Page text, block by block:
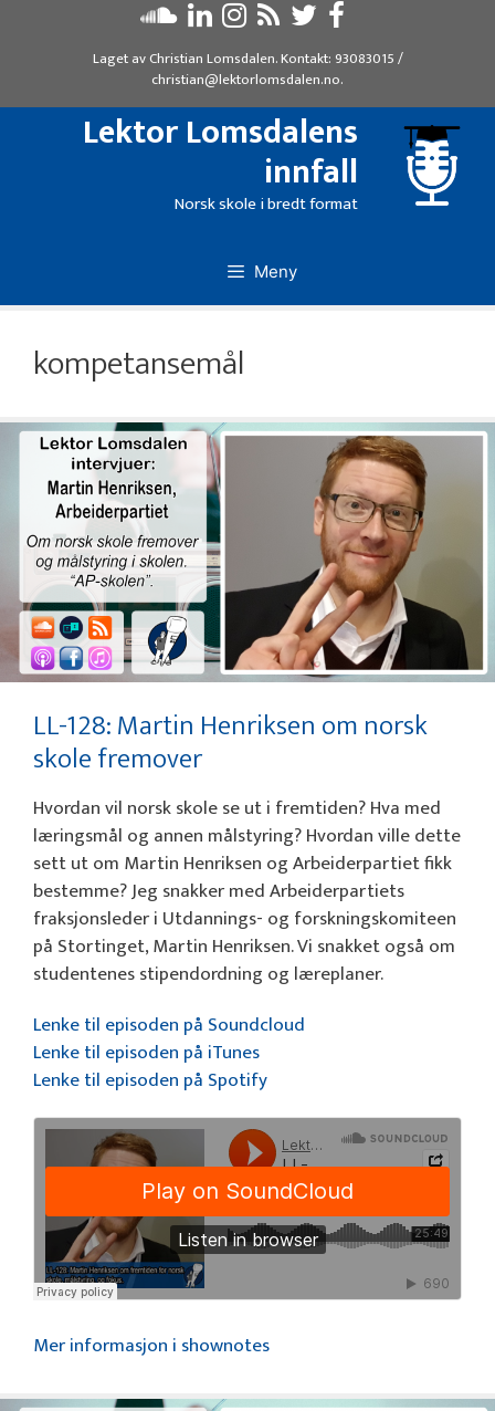
Laget avChristian Lomsdalen. Kontakt: 93083015/
christian@lektorlomsdalen.no.
Lektor Lomsdalens
innfall
Norsk skole i bredt format
Meny
kompetansemål
LL-128: Martin Henriksen om norsk
skole fremover
Hvordan vil norsk skole se ut i fremtiden? Hva med
læringsmål og annen målstyring? Hvordan ville dette
sett ut om Martin Henriksen og Arbeiderpartiet fikk
bestemme? Jeg snakker med Arbeiderpartiets
fraksjonsleder i Utdannings- og forskningskomiteen
på Stortinget, Martin Henriksen. Vi snakket også om
studentenes stipendordning og læreplaner.
Lenke til episoden på Soundcloud
Lenke til episoden på iTunes
Lenke til episoden på Spotify
Mer informasjon i shownotes